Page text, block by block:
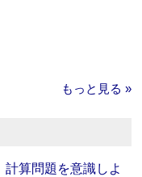
もっと見る »
計算問題を意識しよ